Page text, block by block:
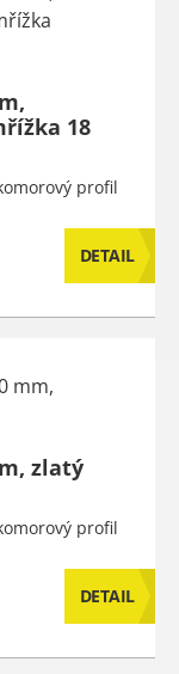
18
profil
DETAIL
zlatý
profil
DETAIL